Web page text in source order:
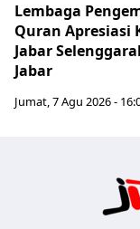
Lembaga
Quran Apresiasi
Jabar
Jabar
Jumat, 7 Agu 2026 -